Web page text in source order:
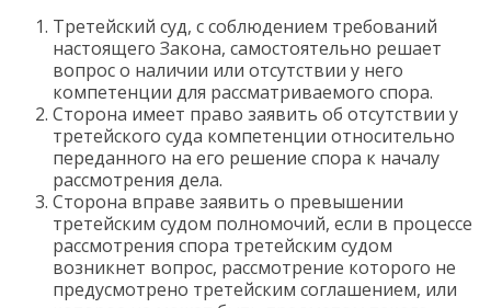
Третейский суд, с соблюдением требований
настоящего Закона, самостоятельно решает
вопрос о наличии или отсутствии у него
компетенции для рассматриваемого спора.
Сторона имеет право заявить об отсутствии у
третейского суда компетенции относительно
переданного на его решение спора к началу
рассмотрения дела.
Сторона вправе заявить о превышении
третейским судом полномочий, если в процессе
рассмотрения спора третейским судом
возникнет вопрос, рассмотрение которого не
предусмотрено третейским соглашением, или